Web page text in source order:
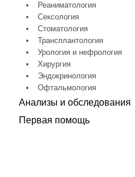
•
Реаниматология
•
Сексология
•
Стоматология
•
Трансплантология
•
Урология и нефрология
•
Хирургия
•
Эндокринология
•
Офтальмология
Анализы и обследования
Первая помощь